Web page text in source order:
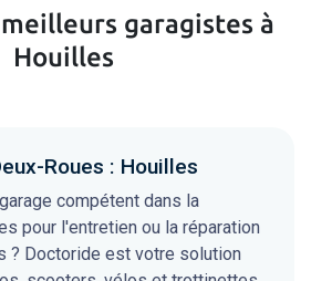
garagistes à
Houilles
Roues : Houilles
compétent dans la
pour l'entretien ou la réparation
? Doctoride est votre solution